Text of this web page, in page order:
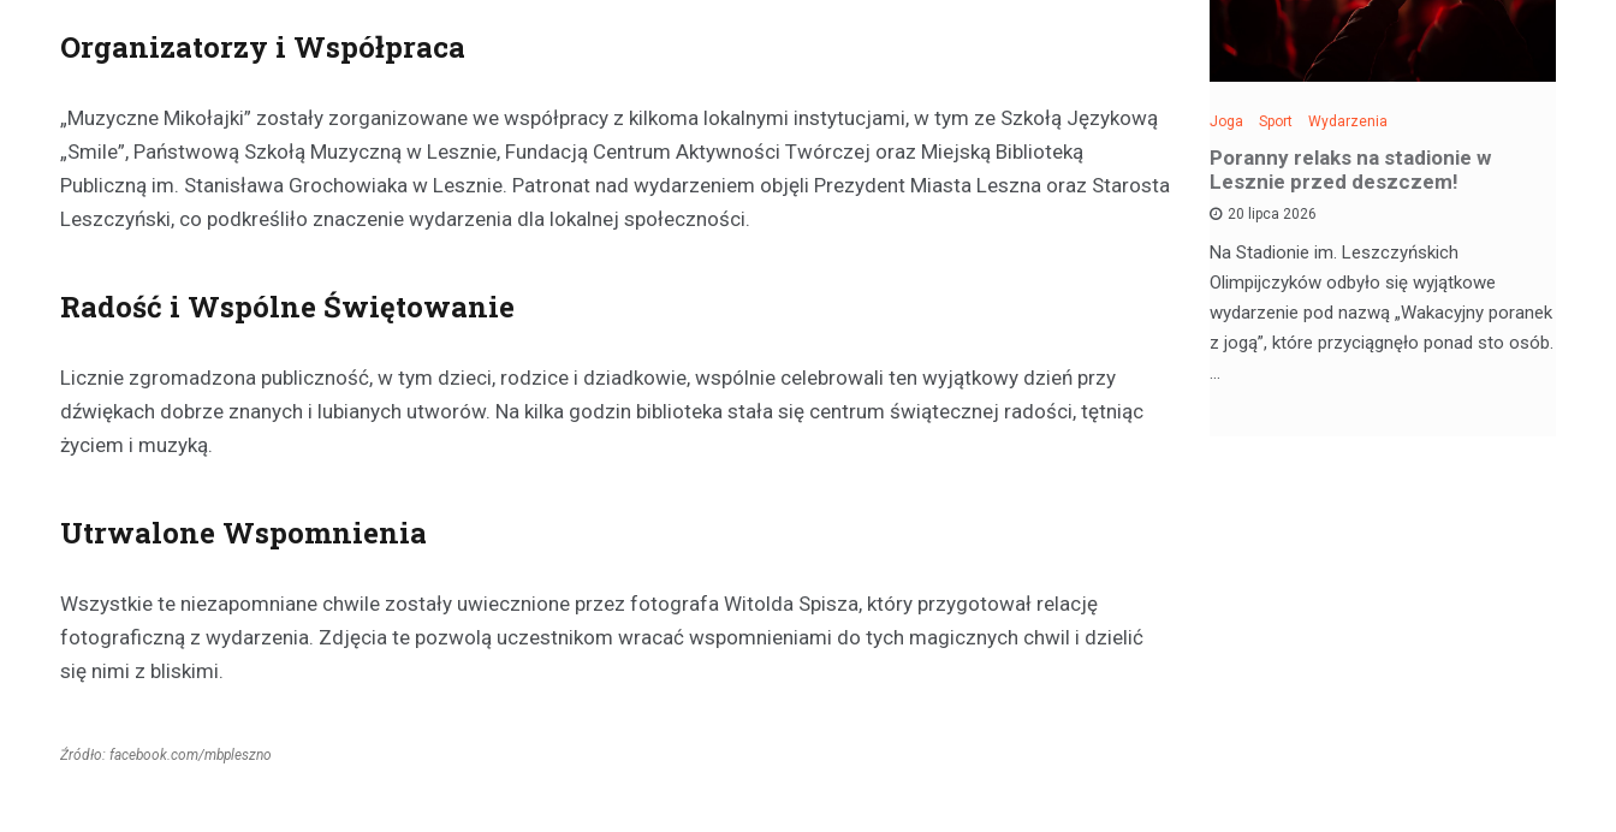
Organizatorzy i Współpraca
„Muzyczne Mikołajki” zostały zorganizowane we współpracy z kilkoma lokalnymi instytucjami, w tym ze Szkołą Językową
„Smile”, Państwową Szkołą Muzyczną w Lesznie, Fundacją Centrum Aktywności Twórczej oraz Miejską Biblioteką
Publiczną im. Stanisława Grochowiaka w Lesznie. Patronat nad wydarzeniem objęli Prezydent Miasta Leszna oraz Starosta
Leszczyński, co podkreśliło znaczenie wydarzenia dla lokalnej społeczności.
Radość i Wspólne Świętowanie
Licznie zgromadzona publiczność, w tym dzieci, rodzice i dziadkowie, wspólnie celebrowali ten wyjątkowy dzień przy
dźwiękach dobrze znanych i lubianych utworów. Na kilka godzin biblioteka stała się centrum świątecznej radości, tętniąc
życiem i muzyką.
Utrwalone Wspomnienia
Wszystkie te niezapomniane chwile zostały uwiecznione przez fotografa Witolda Spisza, który przygotował relację
fotograficzną z wydarzenia. Zdjęcia te pozwolą uczestnikom wracać wspomnieniami do tych magicznych chwil i dzielić
się nimi z bliskimi.
Źródło: facebook.com/mbpleszno
Kultura Sport Wydarzenia
Dzień Deskorolki w Lesznie: Święto
deski na Skateplazie już w sobotę!
Joga Sport Wydarzenia
Poranny relaks na stadionie w
Lesznie przed deszczem!
20 lipca 2026
Na Stadionie im. Leszczyńskich
Olimpijczyków odbyło się wyjątkowe
wydarzenie pod nazwą „Wakacyjny poranek
z jogą”, które przyciągnęło ponad sto osób.
…